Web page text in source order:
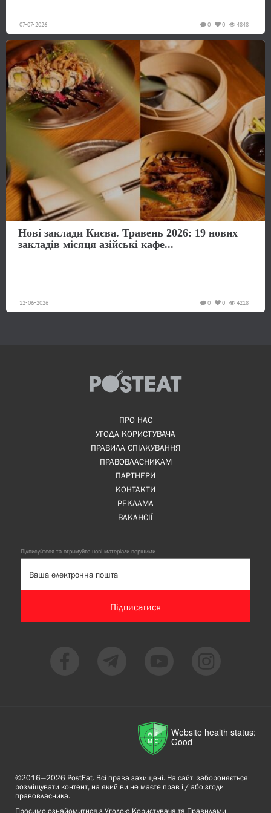
07-07-2026 4848
0
0
Нові заклади Києва. Травень 2026: 19 нових
закладів місяця азійські кафе...
12-06-2026 4218
0
0
ПРО НАС
УГОДА КОРИСТУВАЧА
ПРАВИЛА СПІЛКУВАННЯ
ПРАВОВЛАСНИКАМ
ПАРТНЕРИ
КОНТАКТИ
РЕКЛАМА
ВАКАНСІЇ
Підписуйтеся та отримуйте нові матеріали першими
Підписатися
Website health status:
Good
©2016—2026 PostEat. Всі права захищені. На сайті забороняється
розміщувати контент, на який ви не маєте прав і / або згоди
правовласника.
Просимо ознайомитися з Угодою Користувача та Правилами